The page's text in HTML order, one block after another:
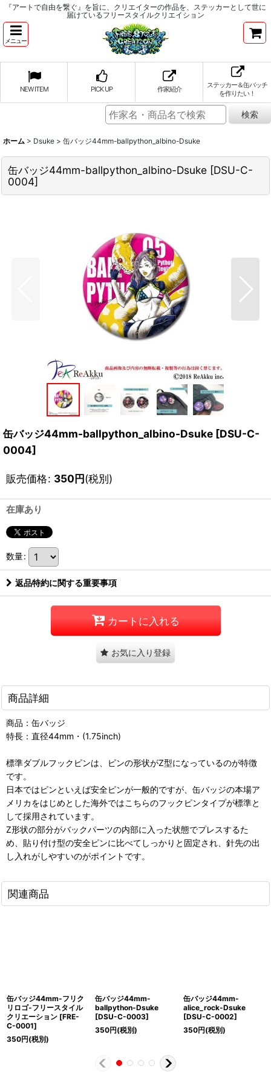
『アートで自由を繋ぐ』を旨に、クリエイターの作品を、ステッカーとして世に
届けているフリースタイルクリエイション
メニュー
NEW ITEM PICK UP 作家紹介
ステッカー＆缶バッチ
を作りたい！
ホーム > Dsuke > 缶バッジ44mm-ballpython_albino-Dsuke
缶バッジ44mm-ballpython_albino-Dsuke [DSU-C-
0004]
缶バッジ44mm-ballpython_albino-Dsuke [DSU-C-
0004]
販売価格: 350円(税別)
在庫あり
数量:
返品特約に関する重要事項
カートに入れる
お気に入り登録
商品詳細
商品：缶バッジ
特長：直径44mm・(1.75inch)
標準ダブルフックピンは、ピンの形状がZ型になっているのが特徴
です。
日本ではピンといえば安全ピンが一般的ですが、缶バッジの本場ア
メリカをはじめとした海外ではこちらのフックピンタイプが標準と
して採用されています。
Z形状の部分がバックパーツの内部に入った状態でプレスするた
め、貼り付け型の安全ピンに比べてしっかりと固定され、針先の出
し入れがしやすいのがポイントです。
関連商品
缶バッジ44mm-フリク
リロゴ-フリースタイル
クリエーション [FRE-
C-0001]
350円(税別)
缶バッジ44mm-
ballpython-Dsuke
[DSU-C-0003]
350円(税別)
缶バッジ44mm-
alice_rock-Dsuke
[DSU-C-0002]
350円(税別)